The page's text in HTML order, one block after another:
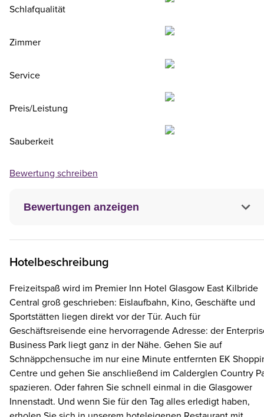
Bewertungen anzeigen
Schlafqualität
Zimmer
Service
Preis/Leistung
Sauberkeit
Bewertung schreiben
Hotelbeschreibung
Freizeitspaß wird im Premier Inn Hotel Glasgow East Kilbride
Central groß geschrieben: Eislaufbahn, Kino, Geschäfte und
Sportstätten liegen direkt vor der Tür. Auch für
Geschäftsreisende eine hervorragende Adresse: der
Business Park liegt ganz in der Nähe. Gehen Sie auf
Schnäppchensuche im nur eine Minute entfernten EK
Centre und gehen Sie anschließend im Calderglen Country
spazieren. Oder fahren Sie schnell einmal in die Glasgower
Innenstadt. Und wenn Sie für den Tag alles erledigt haben,